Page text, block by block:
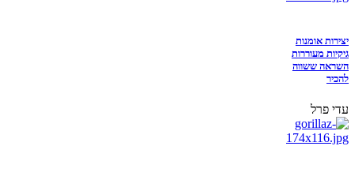
יצירות אומנות
גיקיות מעוררות
השראה ששווה
להכיר
עדי פרל